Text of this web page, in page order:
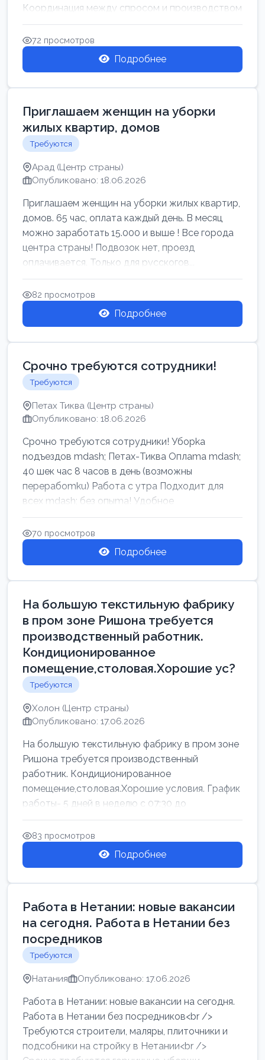
Координация между спросом и производством
для обеспечения своевр...
72 просмотров
Подробнее
Приглашаем женщин на уборки
жилых квартир, домов
Требуются
Арад (Центр страны)
Опубликовано: 18.06.2026
Приглашаем женщин на уборки жилых квартир,
домов. 65 час, оплата каждый день. В месяц
можно заработать 15.000 и выше ! Все города
центра страны! Подвозок нет, проезд
оплачивается. Только для русскогов...
82 просмотров
Подробнее
Срочно требуются сотрудники!
Требуются
Петах Тиква (Центр страны)
Опубликовано: 18.06.2026
Срочно требуются сотрудники! Убоpkа
noдъездов mdash; Петах-Тиква Оплаma mdash;
40 шек час 8 часов в день (возможны
перерабоmku) Работа с утpa Подходит для
всех mdash; без опыma! Удобное
раcnoложение Н...
70 просмотров
Подробнее
На большую текстильную фабрику
в пром зоне Ришона требуется
производственный работник.
Кондиционированное
помещение,столовая.Хорошие ус?
Требуются
Холон (Центр страны)
Опубликовано: 17.06.2026
На большую текстильную фабрику в пром зоне
Ришона требуется производственный
работник. Кондиционированное
помещение,столовая.Хорошие условия. График
работы- 5 дней в неделю с 07:30 до
17:00.Высокая за...
83 просмотров
Подробнее
Работа в Нетании: новые вакансии
на сегодня. Работа в Нетании без
посредников
Требуются
Натания Опубликовано: 17.06.2026
Работа в Нетании: новые вакансии на сегодня.
Работа в Нетании без посредников<br />
Требуются строители, маляры, плиточники и
подсобники на стройку в Нетании<br />